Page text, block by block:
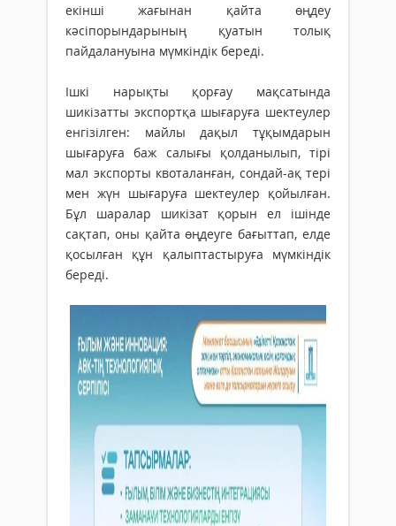
екінші жағынан қайта өңдеу
кәсіпорындарының қуатын толық
пайдалануына мүмкіндік береді.
Ішкі нарықты қорғау мақсатында
шикізатты экспортқа шығаруға шектеулер
енгізілген: майлы дақыл тұқымдарын
шығаруға баж салығы қолданылып, тірі
мал экспорты квоталанған, сондай-ақ тері
мен жүн шығаруға шектеулер қойылған.
Бұл шаралар шикізат қорын ел ішінде
сақтап, оны қайта өңдеуге бағыттап, елде
қосылған құн қалыптастыруға мүмкіндік
береді.